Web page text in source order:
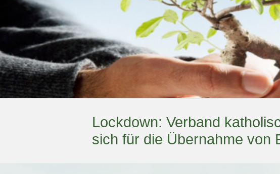
Lockdown: Verband
sich für die Übernahme von